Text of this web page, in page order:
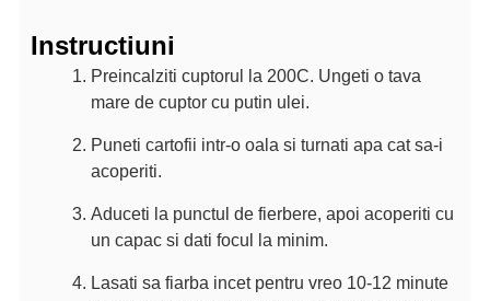
Instructiuni
Preincalziti cuptorul la 200C. Ungeti o tava
mare de cuptor cu putin ulei.
Puneti cartofii intr-o oala si turnati apa cat sa-i
acoperiti.
Aduceti la punctul de fierbere, apoi acoperiti cu
un capac si dati focul la minim.
Lasati sa fiarba incet pentru vreo 10-12 minute